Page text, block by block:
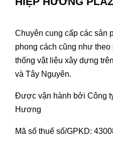
Chuyên cung cấp các sản
phong cách cũng như
thống vật liệu xây dựng
và Tây Nguyên.
Được vận hành bởi Công
Hương
Mã số thuế số/GPKD: